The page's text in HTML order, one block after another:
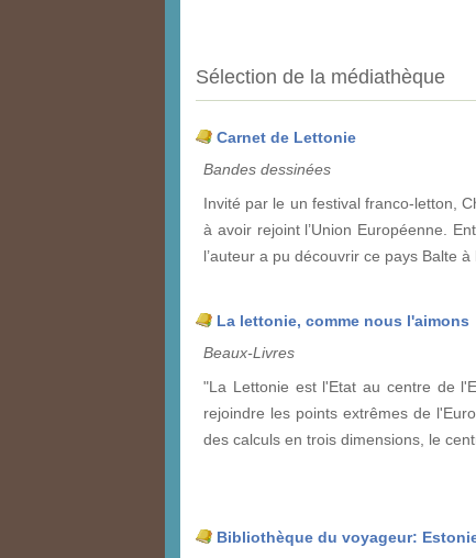
Sélection de la médiathèque
Carnet de Lettonie
Bandes dessinées
Invité par le un festival franco-letton,
à avoir rejoint l’Union Européenne.
l’auteur a pu découvrir ce pays Balte
La lettonie, comme nous l'aimons
Beaux-Livres
"La Lettonie est l'Etat au centre de
rejoindre les points extrêmes de
des calculs en trois dimensions, le
Bibliothèque du voyageur: